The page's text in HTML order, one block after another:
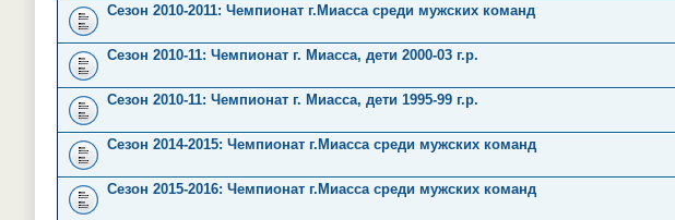
Сезон 2010-2011: Чемпионат г.Миасса среди мужских команд
Сезон 2010-11: Чемпионат г. Миасса, дети 2000-03 г.р.
Сезон 2010-11: Чемпионат г. Миасса, дети 1995-99 г.р.
Сезон 2014-2015: Чемпионат г.Миасса среди мужских команд
Сезон 2015-2016: Чемпионат г.Миасса среди мужских команд